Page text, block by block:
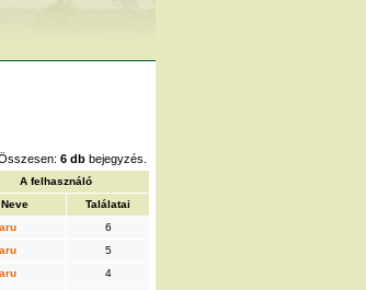
6 db bejegyzés.
A felhasználó
Neve
Találatai
6
5
4